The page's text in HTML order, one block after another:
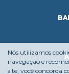
Nós utilizamos
navegação e
site, você concorda